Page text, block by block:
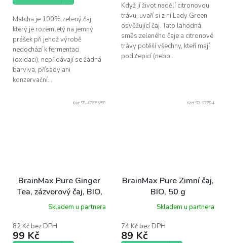
Matcha je 100% zelený čaj,
který je rozemletý na jemný
prášek při jehož výrobě
nedochází k fermentaci
(oxidaci), nepřidávají se žádná
barviva, přísady ani
konzervační...
Když jí život nadělí citronovou
trávu, uvaří si z ní Lady Green
osvěžující čaj. Tato lahodná
směs zeleného čaje a citronové
trávy potěší všechny, kteří mají
pod čepicí (nebo...
BrainMax Pure Ginger
Tea, zázvorový čaj, BIO,
50 g, EXPIRACE 11/25
Skladem u partnera
82 Kč bez DPH
99 Kč
Kód: SB-47655/50
BrainMax Pure Zimní čaj,
BIO, 50 g
Skladem u partnera
74 Kč bez DPH
89 Kč
Kód: SB-62784